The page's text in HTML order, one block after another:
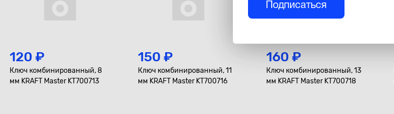
120 ₽
Ключ комбинированный, 8
мм KRAFT Master KT700713
150 ₽
Ключ комбинированный, 11
мм KRAFT Master KT700716
160 ₽
Ключ комбинированный, 13
мм KRAFT Master KT700718
Подписаться